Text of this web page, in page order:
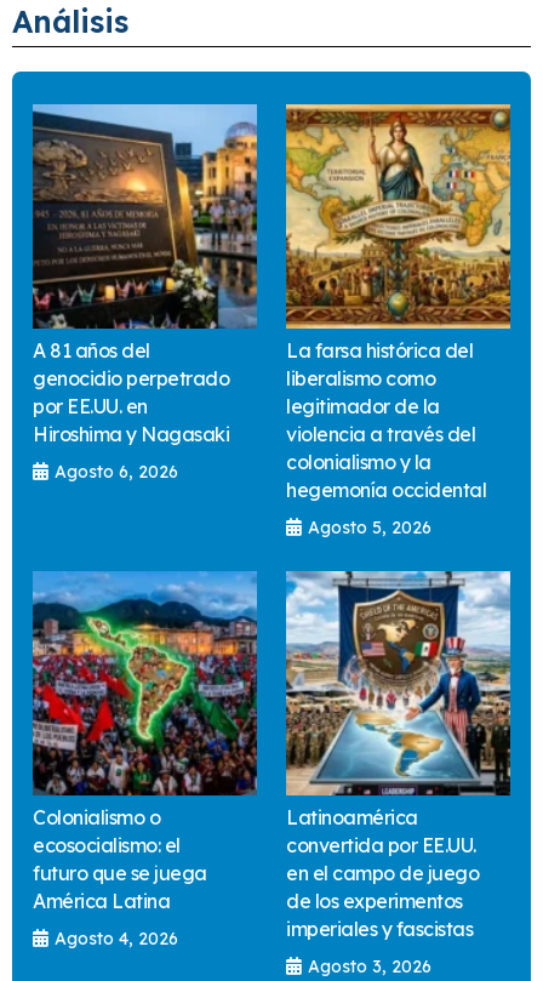
Análisis
A 81 años del
genocidio perpetrado
por EE.UU. en
Hiroshima y Nagasaki
Agosto 6, 2026
La farsa histórica del
liberalismo como
legitimador de la
violencia a través del
colonialismo y la
hegemonía occidental
Agosto 5, 2026
Colonialismo o
ecosocialismo: el
futuro que se juega
América Latina
Agosto 4, 2026
Latinoamérica
convertida por EE.UU.
en el campo de juego
de los experimentos
imperiales y fascistas
Agosto 3, 2026